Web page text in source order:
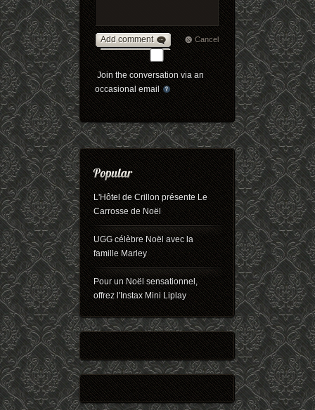
Add comment Cancel
Join the conversation via an
occasional email
L'Hôtel de Crillon présente Le
Carrosse de Noël
UGG célèbre Noël avec la
famille Marley
Pour un Noël sensationnel,
offrez l'Instax Mini Liplay